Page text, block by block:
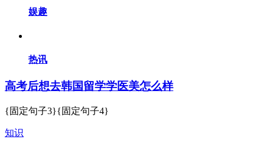
娱趣
热讯
高考后想去韩国留学学医美怎么样
{固定句子3}{固定句子4}
知识